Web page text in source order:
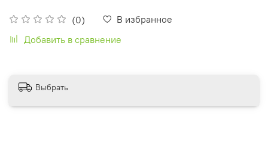
(0)
В избранное
Добавить в сравнение
Выбрать